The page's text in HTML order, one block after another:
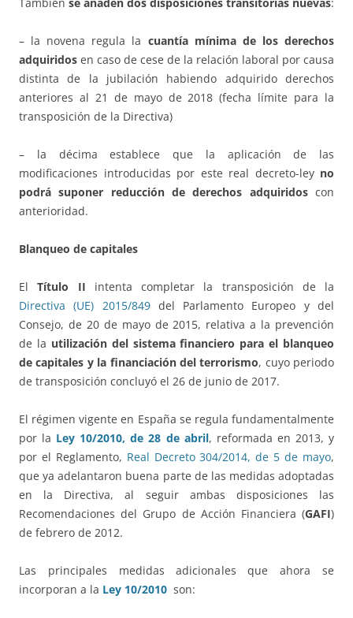
– la novena regula la cuantía mínima de los derechos
adquiridos en caso de cese de la relación laboral por causa
distinta de la jubilación habiendo adquirido derechos
anteriores al 21 de mayo de 2018 (fecha límite para la
transposición de la Directiva)
– la décima establece que la aplicación de las
modificaciones introducidas por este real decreto-ley no
podrá suponer reducción de derechos adquiridoscon
anterioridad.
Blanqueo de capitales
ElTítulo II intenta completar la transposición de la
Directiva (UE) 2015/849del Parlamento Europeo y del
Consejo, de 20 de mayo de 2015, relativa a la prevención
de la utilización del sistema financiero para el blanqueo
de capitales y la financiación del terrorismo, cuyo periodo
de transposición concluyó el 26 de junio de 2017.
El régimen vigente en España se regula fundamentalmente
por la Ley 10/2010, de 28 de abril, reformada en 2013, y
por el Reglamento, Real Decreto 304/2014, de 5 de mayo,
que ya adelantaron buena parte de las medidas adoptadas
en la Directiva, al seguir ambas disposiciones las
Recomendaciones del Grupo de Acción Financiera (GAFI)
de febrero de 2012.
Las principales medidas adicionales que ahora se
incorporan a la Ley 10/2010 son: